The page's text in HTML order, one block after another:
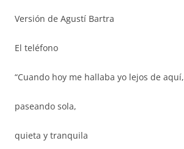
Versión de Agustí Bartra
El teléfono
“Cuando hoy me hallaba yo lejos de aquí,
paseando sola,
quieta y tranquila